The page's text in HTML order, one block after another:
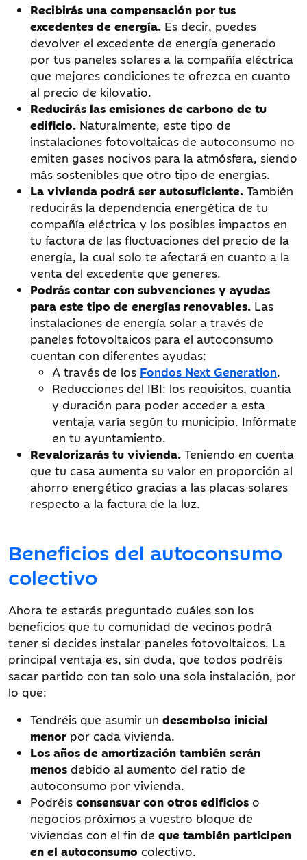
Recibirás una compensación por tus
excedentes de energía. Es decir, puedes
devolver el excedente de energía generado
por tus paneles solares a la compañía eléctrica
que mejores condiciones te ofrezca en cuanto
al precio de kilovatio.
Reducirás las emisiones de carbono de tu
edificio. Naturalmente, este tipo de
instalaciones fotovoltaicas de autoconsumo no
emiten gases nocivos para la atmósfera, siendo
más sostenibles que otro tipo de energías.
La vivienda podrá ser autosuficiente. También
reducirás la dependencia energética de tu
compañía eléctrica y los posibles impactos en
tu factura de las fluctuaciones del precio de la
energía, la cual solo te afectará en cuanto a la
venta del excedente que generes.
Podrás contar con subvenciones y ayudas
para este tipo de energías renovables. Las
instalaciones de energía solar a través de
paneles fotovoltaicos para el autoconsumo
cuentan con diferentes ayudas:
A través de los Fondos Next Generation.
Reducciones del IBI: los requisitos, cuantía
y duración para poder acceder a esta
ventaja varía según tu municipio. Infórmate
en tu ayuntamiento.
Revalorizarás tu vivienda. Teniendo en cuenta
que tu casa aumenta su valor en proporción al
ahorro energético gracias a las placas solares
respecto a la factura de la luz.
Beneficios del autoconsumo
colectivo
Ahora te estarás preguntado cuáles son los
beneficios que tu comunidad de vecinos podrá
tener si decides instalar paneles fotovoltaicos. La
principal ventaja es, sin duda, que todos podréis
sacar partido con tan solo una sola instalación, por
lo que:
Tendréis que asumir un desembolso inicial
menor por cada vivienda.
Los años de amortización también serán
menos debido al aumento del ratio de
autoconsumo por vivienda.
Podréis consensuar con otros edificios o
negocios próximos a vuestro bloque de
viviendas con el fin de que también participen
en el autoconsumo colectivo.